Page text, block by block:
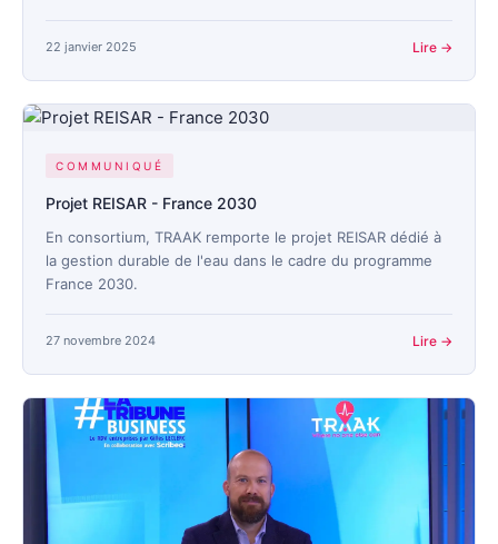
22 janvier 2025 Lire →
COMMUNIQUÉ
Projet REISAR - France 2030
En consortium, TRAAK remporte le projet REISAR dédié à
la gestion durable de l'eau dans le cadre du programme
France 2030.
27 novembre 2024 Lire →